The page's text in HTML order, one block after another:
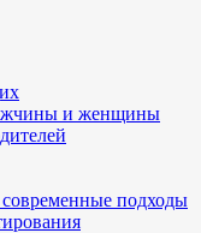
и женщины
подходы